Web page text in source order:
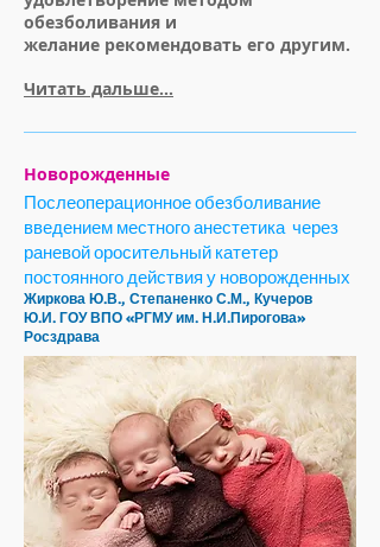
обезболивания и
желание рекомендовать его другим.
Читать дальше...
Послеоперационное обезболивание
введением местного анестетика через
раневой оросительный катетер
постоянного действия у новорожденных
Жиркова Ю.В., Степаненко С.М., Кучеров
Ю.И. ГОУ ВПО «РГМУ им. Н.И.Пирогова»
Росздрава
Новорожденные